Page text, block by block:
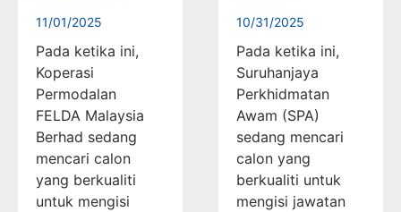
11/01/2025
Pada ketika ini,
Koperasi
Permodalan
FELDA Malaysia
Berhad sedang
mencari calon
yang berkualiti
untuk mengisi
10/31/2025
Pada ketika ini,
Suruhanjaya
Perkhidmatan
Awam (SPA)
sedang mencari
calon yang
berkualiti untuk
mengisi jawatan